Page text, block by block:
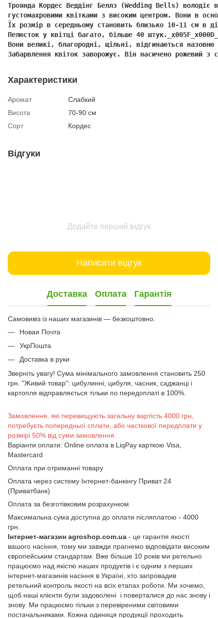
Троянда Кордес Веддінг Беллз (Wedding Bells) володіє
густомахровими квітками з високим центром. Вони в
Їх розмір в середньому становить близько 10-11 см в
Пелюсток у квітці багато, більше 40 штук._x005F_x000D_
Вони великі, благородні, щільні, відгинаються назовню
Забарвлення квіток заворожує. Він насичено рожевий з
Характеристики
Аромат
Слабкий
Висота
70-90 см
Сорт
Кордес
Відгуки
Додайте перший відгук
Написати відгук
Доставка Оплата Гарантія
Самовивіз із наших магазинів — безкоштовно.
Новая Почта
УкрПошта
Доставка в руки
Зверніть увагу! Сума мінімального замовлення становить 250
грн. "Живий товар": цибулинні, цибуля, часник, саджанці і
картопля відправляється тільки по передоплаті в 100%.
Замовлення, які перевищують загальну вартість 4000 грн,
потребуєть попередньої сплати, або часткової передплати у
розмірі 50% від суми замовлення.
Варіанти оплати: Online оплата в LiqPay карткою Visa,
Mastercard
Оплата при отриманні товару
Оплата через систему Інтернет-банкінгу Приват 24
(Приватбанк)
Оплата за безготівковим розрахунком
Максимальна сума доступна до оплати післяплатою - 4000
грн.
Інтернет-магазин agroshop.com.ua - це гарантія якості
вашого насіння, тому ми завжди прагнемо відповідати високим
європейським стандартам. Вже більше 10 років ми ретельно
працюємо над якістю наших продуктів і є одним з перших
інтернет-магазинів насіння в Україні, хто запровадив
ретельний контроль якості на всіх етапах роботи. Ми хочемо,
щоб наші клієнти були задоволені і поверталися до нас знову і
знову. Ми працюємо тільки з перевіреними світовими
постачальниками. Кожна одиниця продукції проходить